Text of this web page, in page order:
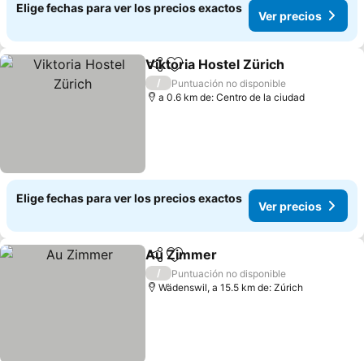
Elige fechas para ver los precios exactos
Ver precios
CompartirAgregar a favoritos
Viktoria Hostel Zürich
/
Puntuación no disponible
a 0.6 km de: Centro de la ciudad
Elige fechas para ver los precios exactos
Ver precios
CompartirAgregar a favoritos
Au Zimmer
/
Puntuación no disponible
Wädenswil, a 15.5 km de: Zúrich